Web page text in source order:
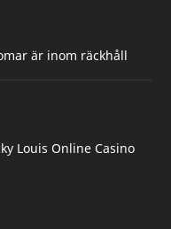
är inom räckhåll
Louis Online Casino